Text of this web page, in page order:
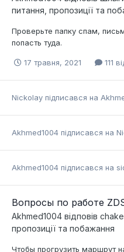
питання, пропозиції та
Проверьте папку спам,
попасть туда.
17 травня, 2021 111
Nickolay підписався на
Akhmed1004 підписався на
Akhmed1004 підписався на
Вопросы по работе
Akhmed1004 відповів
пропозиції та побажання
Чтобы прогрузить маршрут